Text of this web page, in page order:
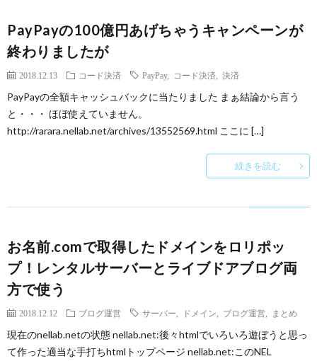
PayPayの100億円あげちゃうキャンペーンが
終わりましたが
2018.12.13 コード決済 PayPay, コード決済 決済
PayPayの全額キャッシュバックに当たりました まぁ結論から言う
と・・・ ほぼ使えていません。
http://rarara.nellab.net/archives/13552569.html ここに […]
続きを読む
お名前.comで取得したドメインをロリポッ
プ！レンタルサーバーとライブドアブログ両
方で使う
2018.12.12 ブログ運営 サーバー ドメイン ブログ運営 まとめ
現在のnellab.netの状態 nellab.net:後々htmlでいろいろ遊ぼうと思っ
て作った適当な手打ちhtmlトップページ nellab.net:このNEL